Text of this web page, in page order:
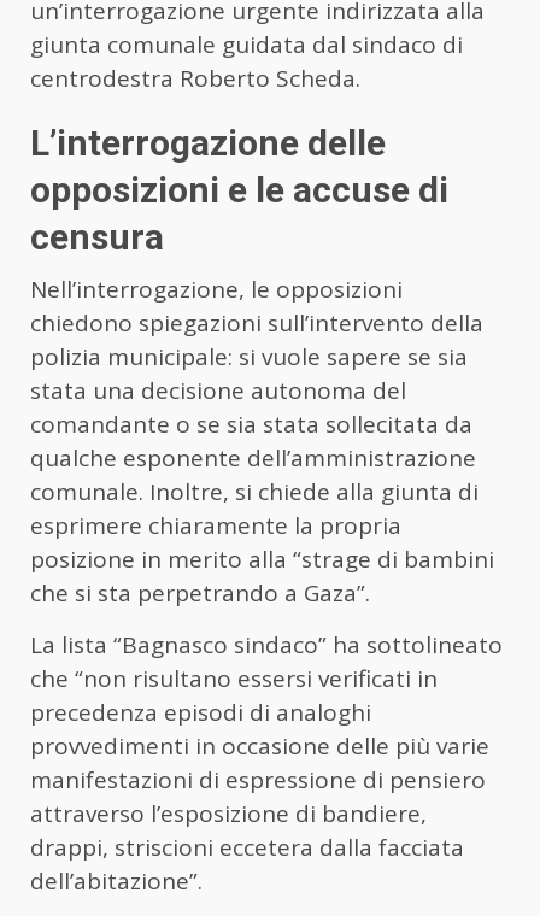
un’interrogazione urgente indirizzata alla
giunta comunale guidata dal sindaco di
centrodestra Roberto Scheda.
L’interrogazione delle
opposizioni e le accuse di
censura
Nell’interrogazione, le opposizioni
chiedono spiegazioni sull’intervento della
polizia municipale: si vuole sapere se sia
stata una decisione autonoma del
comandante o se sia stata sollecitata da
qualche esponente dell’amministrazione
comunale. Inoltre, si chiede alla giunta di
esprimere chiaramente la propria
posizione in merito alla “strage di bambini
che si sta perpetrando a Gaza”.
La lista “Bagnasco sindaco” ha sottolineato
che “non risultano essersi verificati in
precedenza episodi di analoghi
provvedimenti in occasione delle più varie
manifestazioni di espressione di pensiero
attraverso l’esposizione di bandiere,
drappi, striscioni eccetera dalla facciata
dell’abitazione”.